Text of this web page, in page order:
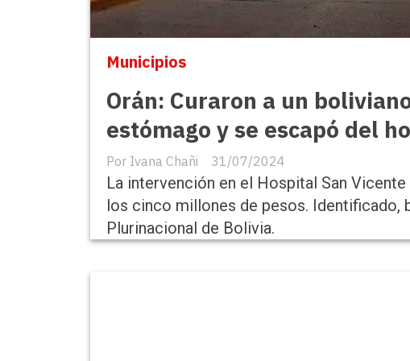
Orán: Curaron a un
estómago y se escapó del
Ivana Chañi
Municipios
31/07/2024
La intervención en el Hospital San
los cinco millones de pesos. Identificado,
Plurinacional de Bolivia.